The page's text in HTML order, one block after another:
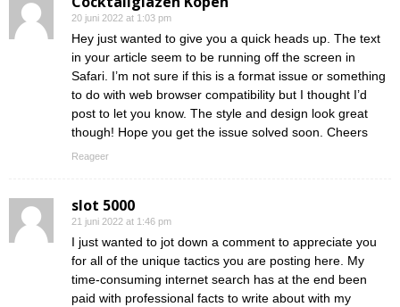
20 juni 2022 at 1:03 pm
Hey just wanted to give you a quick heads up. The text
in your article seem to be running off the screen in
Safari. I’m not sure if this is a format issue or something
to do with web browser compatibility but I thought I’d
post to let you know. The style and design look great
though! Hope you get the issue solved soon. Cheers
Reageer
slot 5000
21 juni 2022 at 1:46 pm
I just wanted to jot down a comment to appreciate you
for all of the unique tactics you are posting here. My
time-consuming internet search has at the end been
paid with professional facts to write about with my